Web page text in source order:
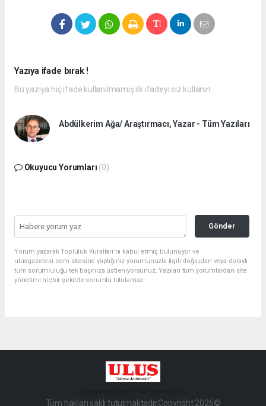
Yazıya ifade bırak !
Bu yazıya hiç ifade kullanılmamış ilk ifadeyi siz kullanın.
Abdülkerim Ağa/ Araştırmacı, Yazar - Tüm Yazıları
Okuyucu Yorumları (0)
Gönder
Yorum yazarak Topluluk Kuralları’nı kabul etmiş bulunuyor ve
ulusgazetesi.com sitesine yaptığınız yorumunuzla ilgili doğrudan veya dolaylı
tüm sorumluluğu tek başınıza üstleniyorsunuz. Yazılan tüm yorumlardan site
yönetimi hiçbir şekilde sorumlu tutulamaz.
Tüm hakları saklı tutulmaktadır.Copyright 2026©